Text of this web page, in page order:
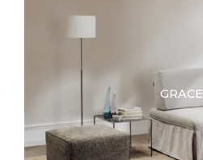
GRACE